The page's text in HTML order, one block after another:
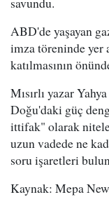
ABD'de yaşayan
imza töreninde yer
katılmasının
Mısırlı yazar
Doğu'daki güç
ittifak" olarak
uzun vadede ne
soru işaretleri
Kaynak: Mepa